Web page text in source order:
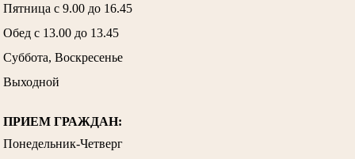
Пятница с 9.00 до 16.45
Обед с 13.00 до 13.45
Суббота, Воскресенье
Выходной
ПРИЕМ ГРАЖДАН:
Понедельник-Четверг